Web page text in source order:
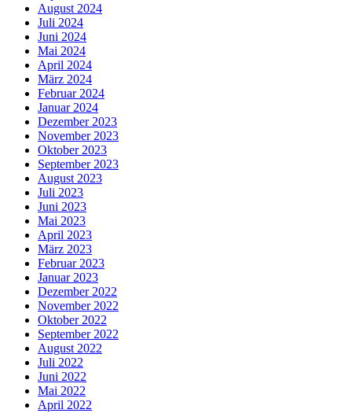
August 2024
Juli 2024
Juni 2024
Mai 2024
April 2024
März 2024
Februar 2024
Januar 2024
Dezember 2023
November 2023
Oktober 2023
September 2023
August 2023
Juli 2023
Juni 2023
Mai 2023
April 2023
März 2023
Februar 2023
Januar 2023
Dezember 2022
November 2022
Oktober 2022
September 2022
August 2022
Juli 2022
Juni 2022
Mai 2022
April 2022